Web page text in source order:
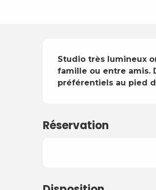
Description
Studio très lumineux
famille ou entre amis.
préférentiels au pied
Réservation